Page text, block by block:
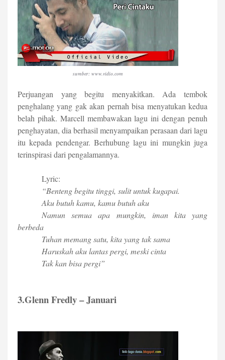
sumber: www.vidio.com
Perjuangan yang begitu menyakitkan. Ada tembok
penghalang yang gak akan pernah bisa menyatukan kedua
belah pihak. Marcell membawakan lagu ini dengan penuh
penghayatan, dia berhasil menyampaikan perasaan dari lagu
itu kepada pendengar. Berhubung lagu ini mungkin juga
terinspirasi dari pengalamannya.
Lyric:
“Benteng begitu tinggi, sulit untuk kugapai.
Aku butuh kamu, kamu butuh aku
Namun semua apa mungkin, iman kita yang
berbeda
Tuhan memang satu, kita yang tak sama
Haruskah aku lantas pergi, meski cinta
Tak kan bisa pergi”
3.Glenn Fredly – Januari